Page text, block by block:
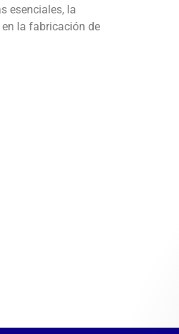
esenciales, la
la fabricación de